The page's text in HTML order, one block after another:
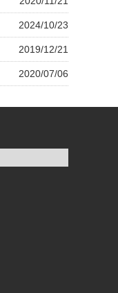
2024/10/23
2019/12/21
2020/07/06